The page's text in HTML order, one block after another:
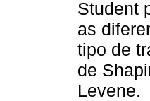
Student
as
tipo de
de
Levene.